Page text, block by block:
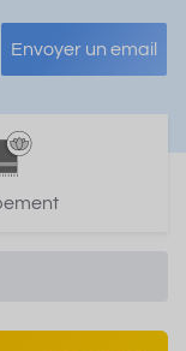
Envoyer un email